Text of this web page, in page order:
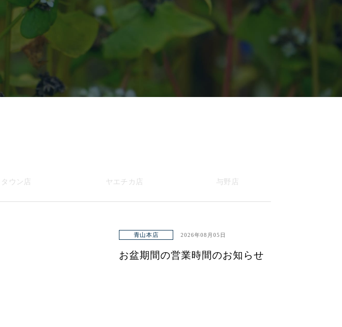
タウン店 ヤエチカ店 与野店
青山本店 2026年08月05日
お盆期間の営業時間のお知らせ